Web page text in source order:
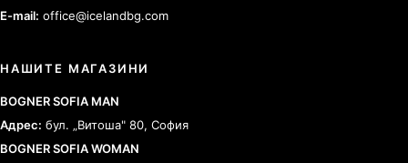
E-mail: office@icelandbg.com
НАШИТЕ МАГАЗИНИ
BOGNER SOFIA MAN
Адрес: бул. „Витоша" 80, София
BOGNER SOFIA WOMAN